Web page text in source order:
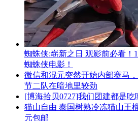
蜘蛛侠:崭新之日 观影前必看！
蜘蛛侠电影！
微信和混元突然开始内部赛马
节二队在暗地里较劲
[博海拾贝0727]我们团建都是吃
猫山自由 泰国树熟冷冻猫山王
元包邮